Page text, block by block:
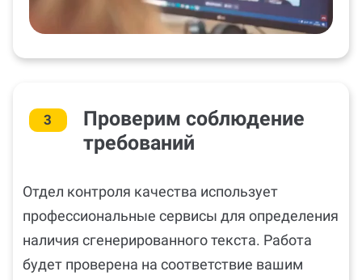
3
Проверим соблюдение
требований
Отдел контроля качества использует
профессиональные сервисы для определения
наличия сгенерированного текста. Работа
будет проверена на соответствие вашим